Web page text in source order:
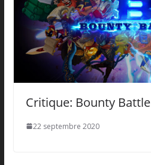
Critique: Bounty Battle
22 septembre 2020